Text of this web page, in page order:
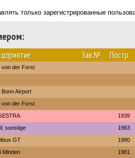
только зарегистрированные
Зав.№ Постр.
von der Forst
Bonn Airport
von der Forst
1939
sonstige 1963
GT 1980
Minden 1981